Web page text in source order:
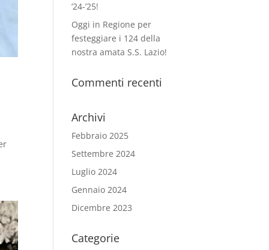
’24-’25!
Oggi in Regione per
festeggiare i 124 della
nostra amata S.S. Lazio!
Commenti recenti
Archivi
Febbraio 2025
Settembre 2024
Luglio 2024
Gennaio 2024
Dicembre 2023
Categorie